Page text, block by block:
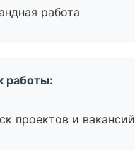
работа
работы:
проектов и вакансий